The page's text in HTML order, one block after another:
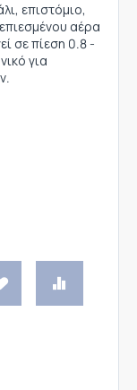
επιστόμιο,
αέρα
σε πίεση 0.8 -
για